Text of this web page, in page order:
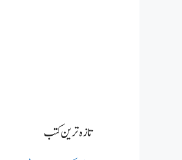
تازہ ترین کتب